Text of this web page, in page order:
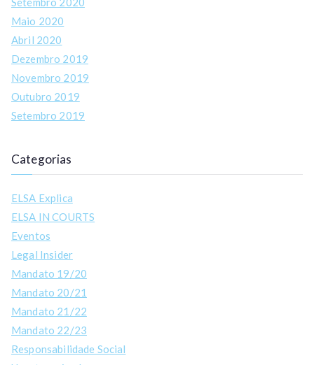
Maio 2020
Abril 2020
Dezembro 2019
Novembro 2019
Outubro 2019
Setembro 2019
Categorias
ELSA Explica
ELSA IN COURTS
Eventos
Legal Insider
Mandato 19/20
Mandato 20/21
Mandato 21/22
Mandato 22/23
Responsabilidade Social